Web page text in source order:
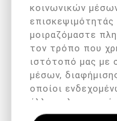
🔹
Κατασκευασμένη
ποιότητας για
Διαθέτει σύστημα
κοινωνικών
επισκεψιμότητάς
μοιραζόμαστε
τον τρόπο που
ιστότοπό μας με
μέσων,
οποίοι
άλλες
παραχωρήσει ή